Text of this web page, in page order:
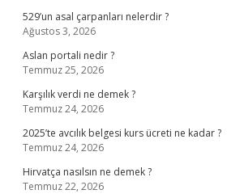
529’un asal çarpanları nelerdir ?
Ağustos 3, 2026
Aslan portali nedir ?
Temmuz 25, 2026
Karşılık verdi ne demek ?
Temmuz 24, 2026
2025’te avcılık belgesi kurs ücreti ne kadar ?
Temmuz 24, 2026
Hirvatça nasılsın ne demek ?
Temmuz 22, 2026